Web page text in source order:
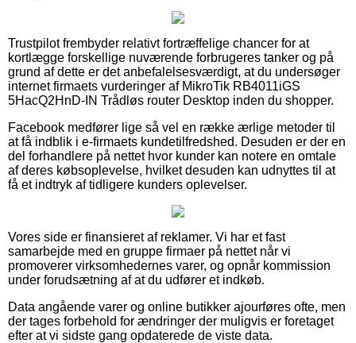
Trustpilot frembyder relativt fortræffelige chancer for at
kortlægge forskellige nuværende forbrugeres tanker og på
grund af dette er det anbefalelsesværdigt, at du undersøger
internet firmaets vurderinger af MikroTik RB4011iGS
5HacQ2HnD-IN Trådløs router Desktop inden du shopper.
Facebook medfører lige så vel en række ærlige metoder til
at få indblik i e-firmaets kundetilfredshed. Desuden er der en
del forhandlere på nettet hvor kunder kan notere en omtale
af deres købsoplevelse, hvilket desuden kan udnyttes til at
få et indtryk af tidligere kunders oplevelser.
Vores side er finansieret af reklamer. Vi har et fast
samarbejde med en gruppe firmaer på nettet når vi
promoverer virksomhedernes varer, og opnår kommission
under forudsætning af at du udfører et indkøb.
Data angående varer og online butikker ajourføres ofte, men
der tages forbehold for ændringer der muligvis er foretaget
efter at vi sidste gang opdaterede de viste data.